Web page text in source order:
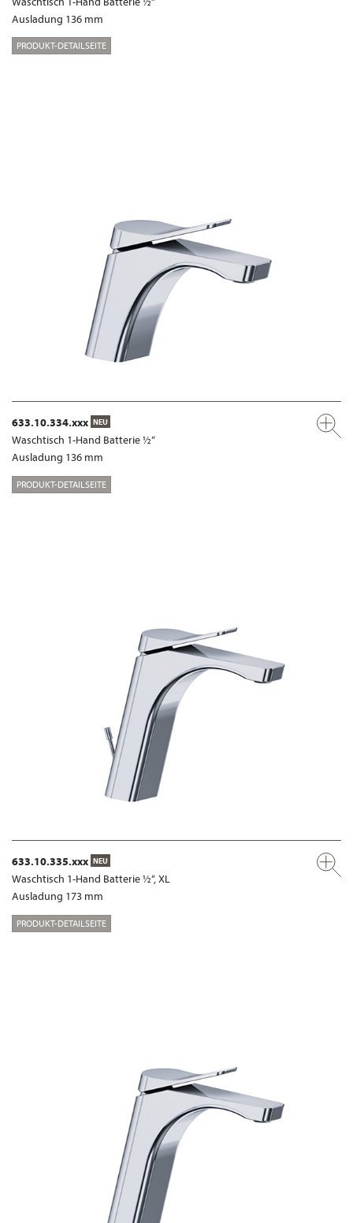
Ausladung 136 mm
PRODUKT-DETAILSEITE
633.10.334.xxx NEU
Waschtisch 1-Hand Batterie ½“
Ausladung 136 mm
PRODUKT-DETAILSEITE
633.10.335.xxx NEU
Waschtisch 1-Hand Batterie ½“, XL
Ausladung 173 mm
PRODUKT-DETAILSEITE